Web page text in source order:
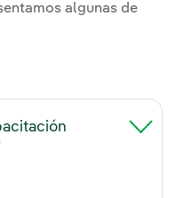
algunas de